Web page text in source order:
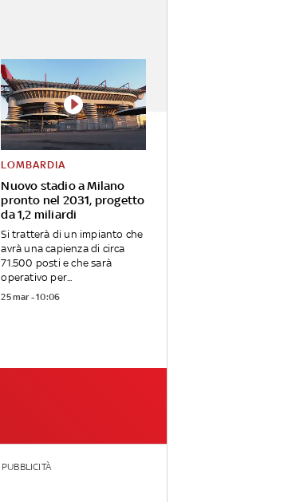
Nuovo stadio a Milano
pronto nel 2031, progetto
da 1,2 miliardi
LOMBARDIA
Si tratterà di un impianto che
avrà una capienza di circa
71.500 posti e che sarà
operativo per...
25 mar - 10:06
PUBBLICITÀ